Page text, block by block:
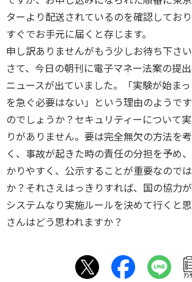
ターより配送されているのを確認してお
すぐでお手元に届くと存じます。
申し訳ありませんがもう少しお待ち下さい
さて、今日の朝刊に電子マネー法案の提
ニュースが出ていました。「実験が始ま
を急ぐ必要はない」という理由のようで
のでしょうか？セキュリティーについて
りがありません。要は完全無欠の方法を
く、事故が起きた時の責任の分担を予め
かりやすく、公示することが重要なので
か？それさえはっきりすれば、国の協力
システムなり実施ルールを決めて行くと
さんはどう思われますか？
ｱﾝ